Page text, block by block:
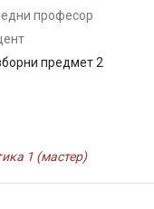
професор
предмет 2
1 (мастер)